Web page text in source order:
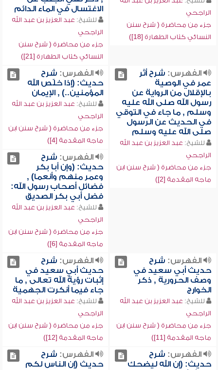
الراجحي
جزء من محاضرة ( شرح سنن
النسائي كتاب الطهارة [18])
الاغتسال في الماء الدائم
للشيخ: عبد العزيز بن عبد الله
الراجحي
جزء من محاضرة ( شرح سنن
النسائي كتاب الطهارة [21])
الفهرس: شرح أثر
عمر في الوصية
بالإقلال من الرواية عن
رسول الله صلى الله عليه
وسلم , ما جاء في التوقي
في الحديث عن الرسول
صلى الله عليه وسلم
للشيخ: عبد العزيز بن عبد الله
الراجحي
جزء من محاضرة ( شرح سنن ابن
ماجه المقدمة [2])
الفهرس: شرح
حديث: (إذا خلّص الله
المؤمنين..) , الإيمان
للشيخ: عبد العزيز بن عبد الله
الراجحي
جزء من محاضرة ( شرح سنن ابن
ماجه المقدمة [4])
الفهرس: شرح
حديث: (وإن أبا بكر
وعمر منهم وأنعما) ,
فضائل أصحاب رسول الله:
فضل أبي بكر الصديق
للشيخ: عبد العزيز بن عبد الله
الراجحي
جزء من محاضرة ( شرح سنن ابن
ماجه المقدمة [6])
الفهرس: شرح
حديث أبي سعيد في
وصف الحرورية , ذكر
الخوارج
للشيخ: عبد العزيز بن عبد الله
الراجحي
جزء من محاضرة ( شرح سنن ابن
ماجه المقدمة [11])
الفهرس: شرح
حديث أبي سعيد في
إثبات رؤية الله تعالى , ما
جاء فيما أنكرت الجهمية
للشيخ: عبد العزيز بن عبد الله
الراجحي
جزء من محاضرة ( شرح سنن ابن
ماجه المقدمة [12])
الفهرس: شرح
حديث: (إن الله ليضحك
الفهرس: شرح
حديث (إن الناس لكم